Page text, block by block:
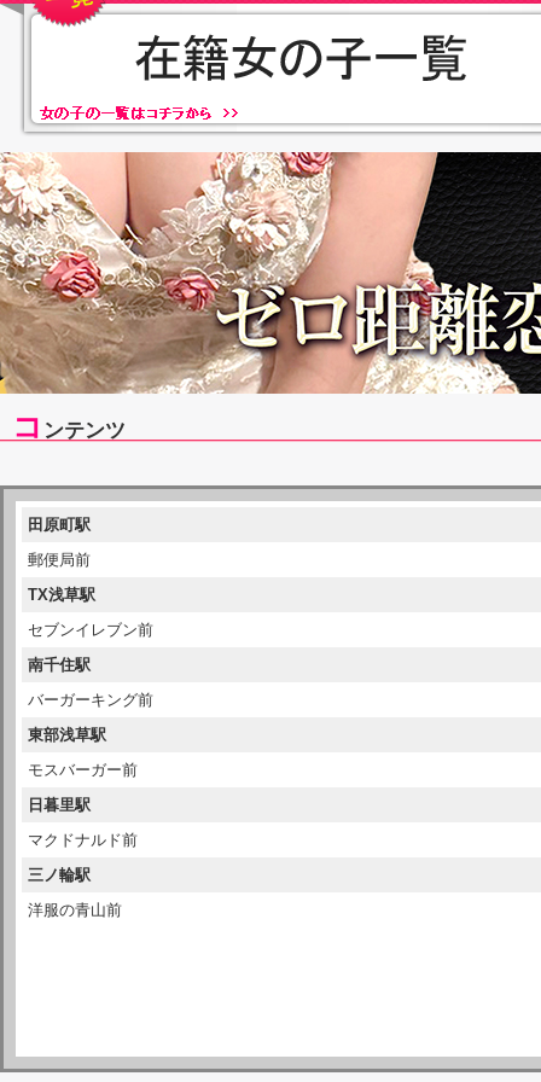
コ ンテンツ
田原町駅
郵便局前
TX浅草駅
セブンイレブン前
南千住駅
バーガーキング前
東部浅草駅
モスバーガー前
日暮里駅
マクドナルド前
三ノ輪駅
洋服の青山前